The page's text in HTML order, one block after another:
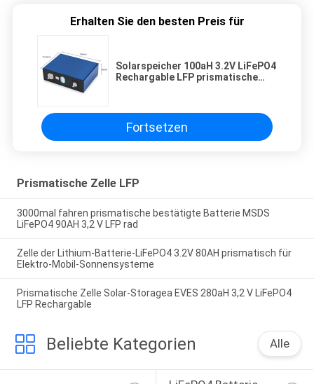
Erhalten Sie den besten Preis für
Solarspeicher 100aH 3.2V LiFePO4
Rechargable LFP prismatische
Fortsetzen
Prismatische Zelle LFP
3000mal fahren prismatische bestätigte Batterie MSDS
LiFePO4 90AH 3,2 V LFP rad
Zelle der Lithium-Batterie-LiFePO4 3.2V 80AH prismatisch für
Elektro-Mobil-Sonnensysteme
Prismatische Zelle Solar-Storagea EVES 280aH 3,2 V LiFePO4
LFP Rechargable
Beliebte Kategorien Alle